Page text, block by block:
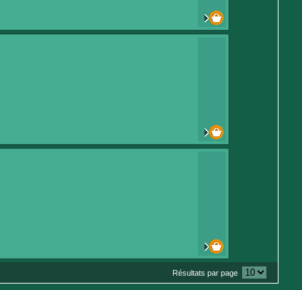
Résultats par page